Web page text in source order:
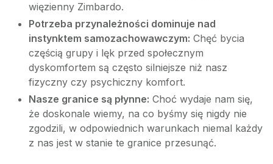
więzienny Zimbardo.
Potrzeba przynależności dominuje nad
instynktem samozachowawczym: Chęć bycia
częścią grupy i lęk przed społecznym
dyskomfortem są często silniejsze niż nasz
fizyczny czy psychiczny komfort.
Nasze granice są płynne: Choć wydaje nam się,
że doskonale wiemy, na co byśmy się nigdy nie
zgodzili, w odpowiednich warunkach niemal każdy
z nas jest w stanie te granice przesunąć.